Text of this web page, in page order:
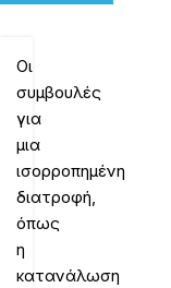
Οι
συμβουλές
για
μια
ισορροπημένη
διατροφή,
όπως
η
κατανάλωση